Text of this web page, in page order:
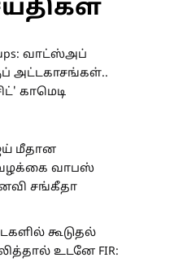
வாட்ஸ்அப்
அட்டகாசங்கள்..
காமெடி
மீதான
வழக்கை வாபஸ்
சங்கீதா
கூடுதல்
உடனே FIR: